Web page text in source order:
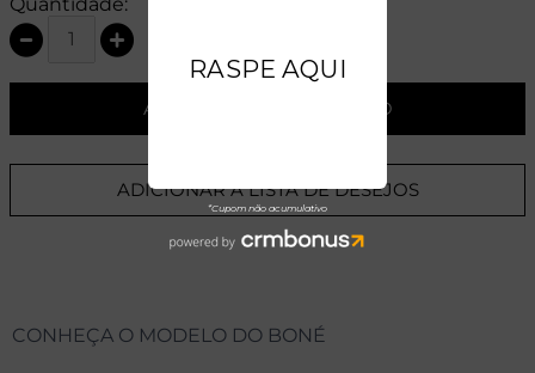
ADICIONAR AO CARRINHO
ADICIONAR A LISTA DE DESEJOS
CONHEÇA O MODELO DO BONÉ